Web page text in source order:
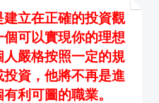
立在正確的投資觀
可以實現你的理想
嚴格按照一定的規
資，他將不再是進
利可圖的職業。